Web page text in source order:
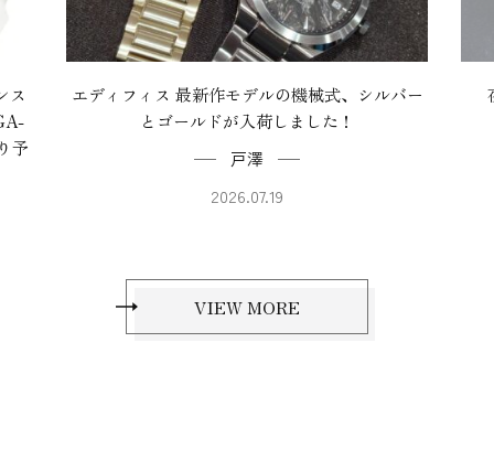
ス
予
エディフィス 最新作モデルの機械式、シルバー
とゴールドが入荷しました！
戸澤
2026.07.19
VIEW MORE